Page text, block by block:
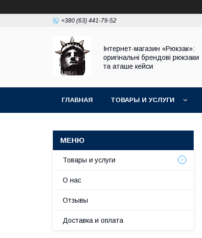
+380 (63) 441-79-52
Інтернет-магазин «Рюкзак»:
оригінальні брендові рюкзаки
та аташе кейси
ГЛАВНАЯ ТОВАРЫ И УСЛУГИ
Товары и услуги
О нас
Отзывы
Доставка и оплата